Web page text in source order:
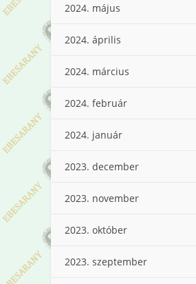
2024. május
2024. április
2024. március
2024. február
2024. január
2023. december
2023. november
2023. október
2023. szeptember